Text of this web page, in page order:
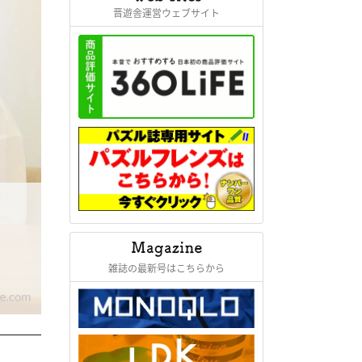
晋遊舎運営ウェブサイト
雑誌の最新号はこちらから